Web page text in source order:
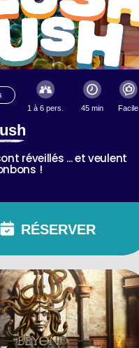
1 à 6 pers. 45 min Facile
réveillés ... et veulent
!
RÉSERVER